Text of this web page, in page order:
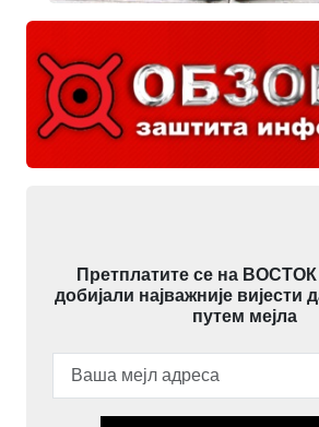
Претплатите се на ВОСТОК
добијали најважније вијести
путем мејла